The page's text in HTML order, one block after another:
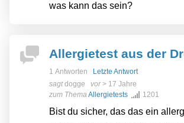
was kann das sein?
Allergietest aus der
1 Antworten
Letzte Antwort
sagtdogge vor> 17 Jahre
zum Thema Allergietests 1201
Bist du sicher, das das ein